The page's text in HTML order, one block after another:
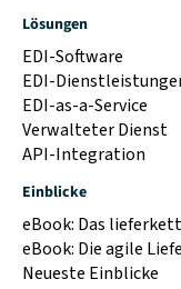
Lösungen
EDI-Software
EDI-
EDI-as-a-Service
Verwalteter Dienst
API-Integration
Einblicke
eBook: Das
eBook: Die agile
Neueste Einblicke